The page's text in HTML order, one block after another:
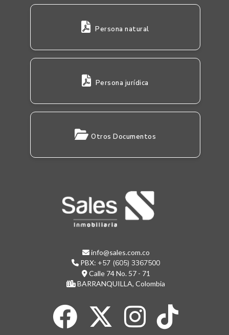
Persona natural
Persona jurídica
Otros Documentos
info@sales.com.co
PBX: +57 (605) 3367500
Calle 74 No. 57 - 71
BARRANQUILLA, Colombia